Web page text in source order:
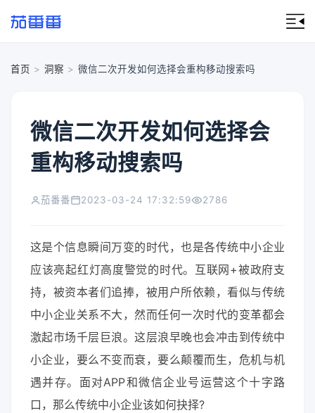
首页 > 洞察 > 微信二次开发如何选择会重构移动搜索吗
微信二次开发如何选择会
重构移动搜索吗
茄番番 2023-03-24 17:32:59 2786
这是个信息瞬间万变的时代，也是各传统中小企业
应该亮起红灯高度警觉的时代。互联网+被政府支
持，被资本者们追捧，被用户所依赖，看似与传统
中小企业关系不大，然而任何一次时代的变革都会
激起市场千层巨浪。这层浪早晚也会冲击到传统中
小企业，要么不变而衰，要么颠覆而生，危机与机
遇并存。面对APP和微信企业号运营这个十字路
口，那么传统中小企业该如何抉择?